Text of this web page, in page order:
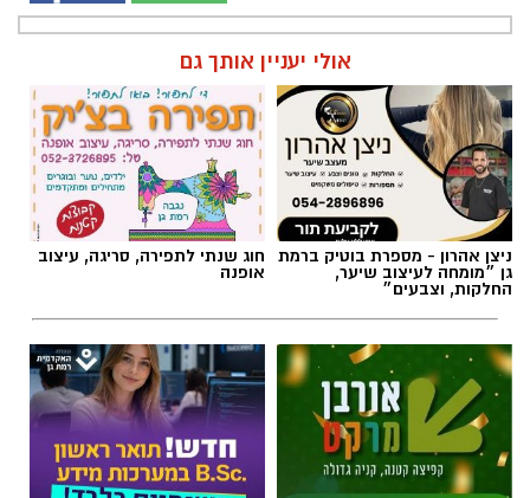
אולי יעניין אותך גם
ניצן אהרון - מספרת בוטיק ברמת
גן ״מומחה לעיצוב שיער,
החלקות, וצבעים״
חוג שנתי לתפירה, סריגה, עיצוב
אופנה